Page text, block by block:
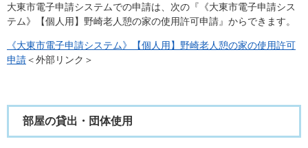
大東市電子申請システムでの申請は、次の『《大東市電子申請シス
テム》【個人用】野崎老人憩の家の使用許可申請』からできます。
《大東市電子申請システム》【個人用】野崎老人憩の家の使用許可
申請＜外部リンク＞
部屋の貸出・団体使用